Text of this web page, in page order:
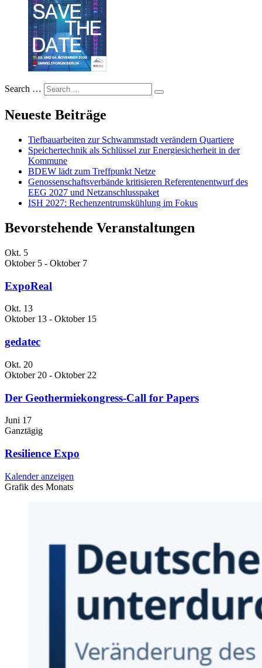
Search …
Neueste Beiträge
Tiefbauarbeiten zur Schwammstadt verändern Quartiere
Speichertechnik als Schlüssel zur Energiesicherheit in der
Kommune
BDEW lädt zum Treffpunkt Netze
Genossenschaftsverbände kritisieren Referentenentwurf des
EEG 2027 und Netzanschlusspaket
ISH 2027: Rechenzentrumskühlung im Fokus
Bevorstehende Veranstaltungen
Okt. 5
Oktober 5 - Oktober 7
ExpoReal
Okt. 13
Oktober 13 - Oktober 15
gedatec
Okt. 20
Oktober 20 - Oktober 22
Der Geothermiekongress-Call for Papers
Juni 17
Ganztägig
Resilience Expo
Kalender anzeigen
Grafik des Monats